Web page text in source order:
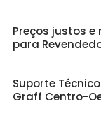
Preços justos
para
Suporte
Graff Centro-